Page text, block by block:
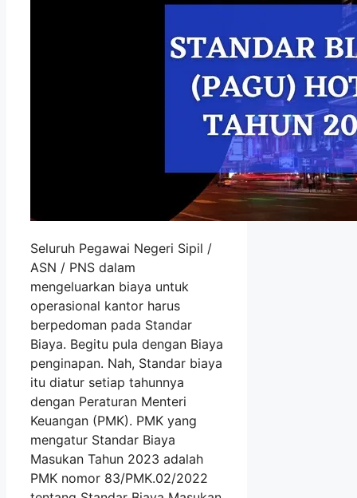
Seluruh Pegawai Negeri Sipil /
ASN / PNS dalam
mengeluarkan biaya untuk
operasional kantor harus
berpedoman pada Standar
Biaya. Begitu pula dengan Biaya
penginapan. Nah, Standar biaya
itu diatur setiap tahunnya
dengan Peraturan Menteri
Keuangan (PMK). PMK yang
mengatur Standar Biaya
Masukan Tahun 2023 adalah
PMK nomor 83/PMK.02/2022